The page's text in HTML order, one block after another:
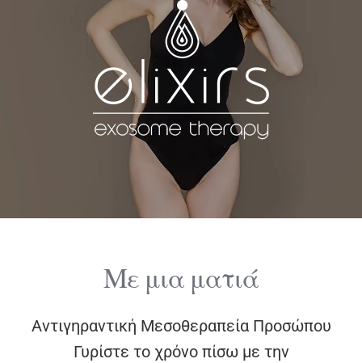
ΔΙΑΓΝΩΣΤΙΚΕΣ ΑΝΑΛΥΣΕΙΣ
BLOG
ΕΠΙΚΟΙΝΩΝΙΑ
Με μια ματιά
Αντιγηραντική Μεσοθεραπεία Προσώπου
Γυρίστε το χρόνο πίσω με την